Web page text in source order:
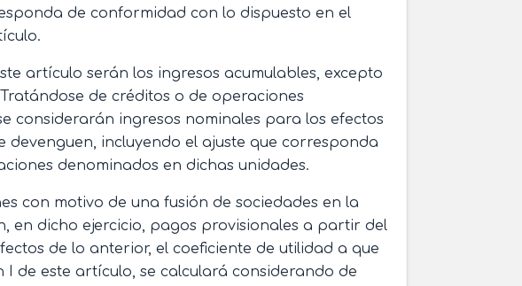
de conformidad con lo dispuesto en el
artículo serán los ingresos acumulables, excepto
de créditos o de operaciones
considerarán ingresos nominales para los efectos
devenguen, incluyendo el ajuste que corresponda
denominados en dichas unidades.
con motivo de una fusión de sociedades en la
en dicho ejercicio, pagos provisionales a partir del
de lo anterior, el coeficiente de utilidad a que
de este artículo, se calculará considerando de